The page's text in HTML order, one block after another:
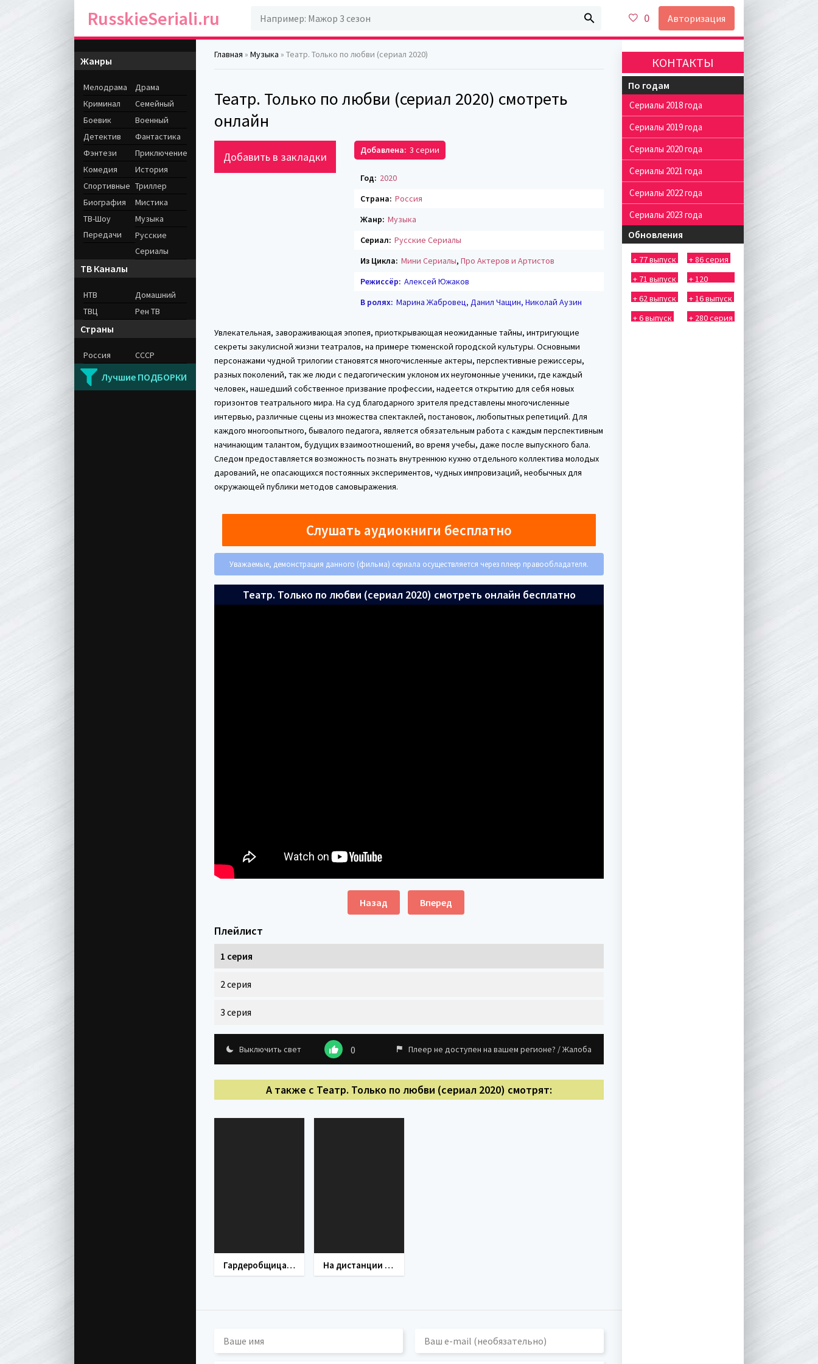
RusskieSeriali.ru 0 Авторизация
Главная » Музыка » Театр. Только по любви (сериал 2020)
Театр. Только по любви (сериал 2020) смотреть
онлайн
Добавить в закладки Добавлена: 3 серии
Год: 2020
Страна: Россия
Жанр: Музыка
Сериал: Русские Сериалы
Из Цикла: Мини Сериалы, Про Актеров и Артистов
Режиссёр: Алексей Южаков
В ролях: Марина Жабровец, Данил Чащин, Николай Аузин
Увлекательная, завораживающая эпопея, приоткрывающая неожиданные тайны, интригующие
секреты закулисной жизни театралов, на примере тюменской городской культуры. Основными
персонажами чудной трилогии становятся многочисленные актеры, перспективные режиссеры,
разных поколений, так же люди с педагогическим уклоном их неугомонные ученики, где каждый
человек, нашедший собственное призвание профессии, надеется открытию для себя новых
горизонтов театрального мира. На суд благодарного зрителя представлены многочисленные
интервью, различные сцены из множества спектаклей, постановок, любопытных репетиций. Для
каждого многоопытного, бывалого педагога, является обязательным работа с каждым перспективным
начинающим талантом, будущих взаимоотношений, во время учебы, даже после выпускного бала.
Следом предоставляется возможность познать внутреннюю кухню отдельного коллектива молодых
дарований, не опасающихся постоянных экспериментов, чудных импровизаций, необычных для
окружающей публики методов самовыражения.
Слушать аудиокниги бесплатно
Уважаемые, демонстрация данного (фильма) сериала осуществляется через плеер правообладателя.
Театр. Только по любви (сериал 2020) смотреть онлайн бесплатно
Назад Вперед
Плейлист
1 серия
2 серия
3 серия
Выключить свет 0 Плеер не доступен на вашем регионе? / Жалоба
А также с Театр. Только по любви (сериал 2020) смотрят:
Гардеробщица (фильм 2016) На дистанции (фильм 2020)
Жанры
Мелодрама
Драма
Криминал
Семейный
Боевик
Военный
Детектив
Фантастика
Фэнтези
Приключение
Комедия
История
Спортивные Триллер
Биография
Мистика
ТВ-Шоу
Передачи
Музыка
Русские
Сериалы
ТВ Каналы
НТВ
Домашний
ТВЦ
Рен ТВ
Страны
Россия СССР
Лучшие ПОДБОРКИ
КОНТАКТЫ
По годам
Сериалы 2018 года
Сериалы 2019 года
Сериалы 2020 года
Сериалы 2021 года
Сериалы 2022 года
Сериалы 2023 года
Обновления
+ 77 выпуск
+ 86 серия
+ 71 выпуск
+ 120
выпуск
+ 62 выпуск
+ 16 выпуск
+ 6 выпуск
+ 280 серия